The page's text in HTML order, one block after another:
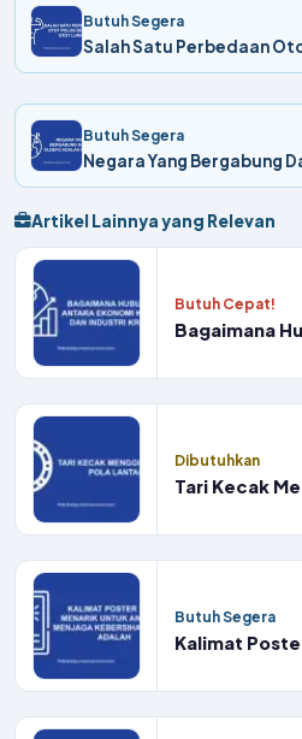
Butuh Segera
Salah Satu Perbedaan
Butuh Segera
Negara Yang Bergabung
Artikel Lainnya yang Relevan
Butuh Cepat!
Bagaimana
Dibutuhkan
Tari Kecak
Butuh Segera
Kalimat